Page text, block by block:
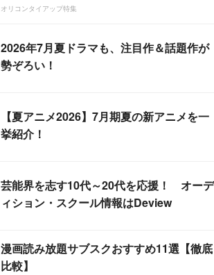
オリコンタイアップ特集
2026年7月夏ドラマも、注目作＆話題作が
勢ぞろい！
【夏アニメ2026】7月期夏の新アニメを一
挙紹介！
芸能界を志す10代～20代を応援！ オーデ
ィション・スクール情報はDeview
漫画読み放題サブスクおすすめ11選【徹底
比較】